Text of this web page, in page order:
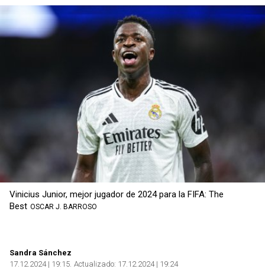
Vinicius Junior, mejor jugador de 2024 para la FIFA: The
Best OSCAR J. BARROSO
Sandra Sánchez
17.12.2024 | 19:15 Actualizado: 17.12.2024 | 19:24